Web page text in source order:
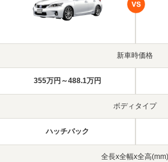
新車時価格
355万円～488.1万円
ボディタイプ
ハッチバック
全長x全幅x全高(mm)